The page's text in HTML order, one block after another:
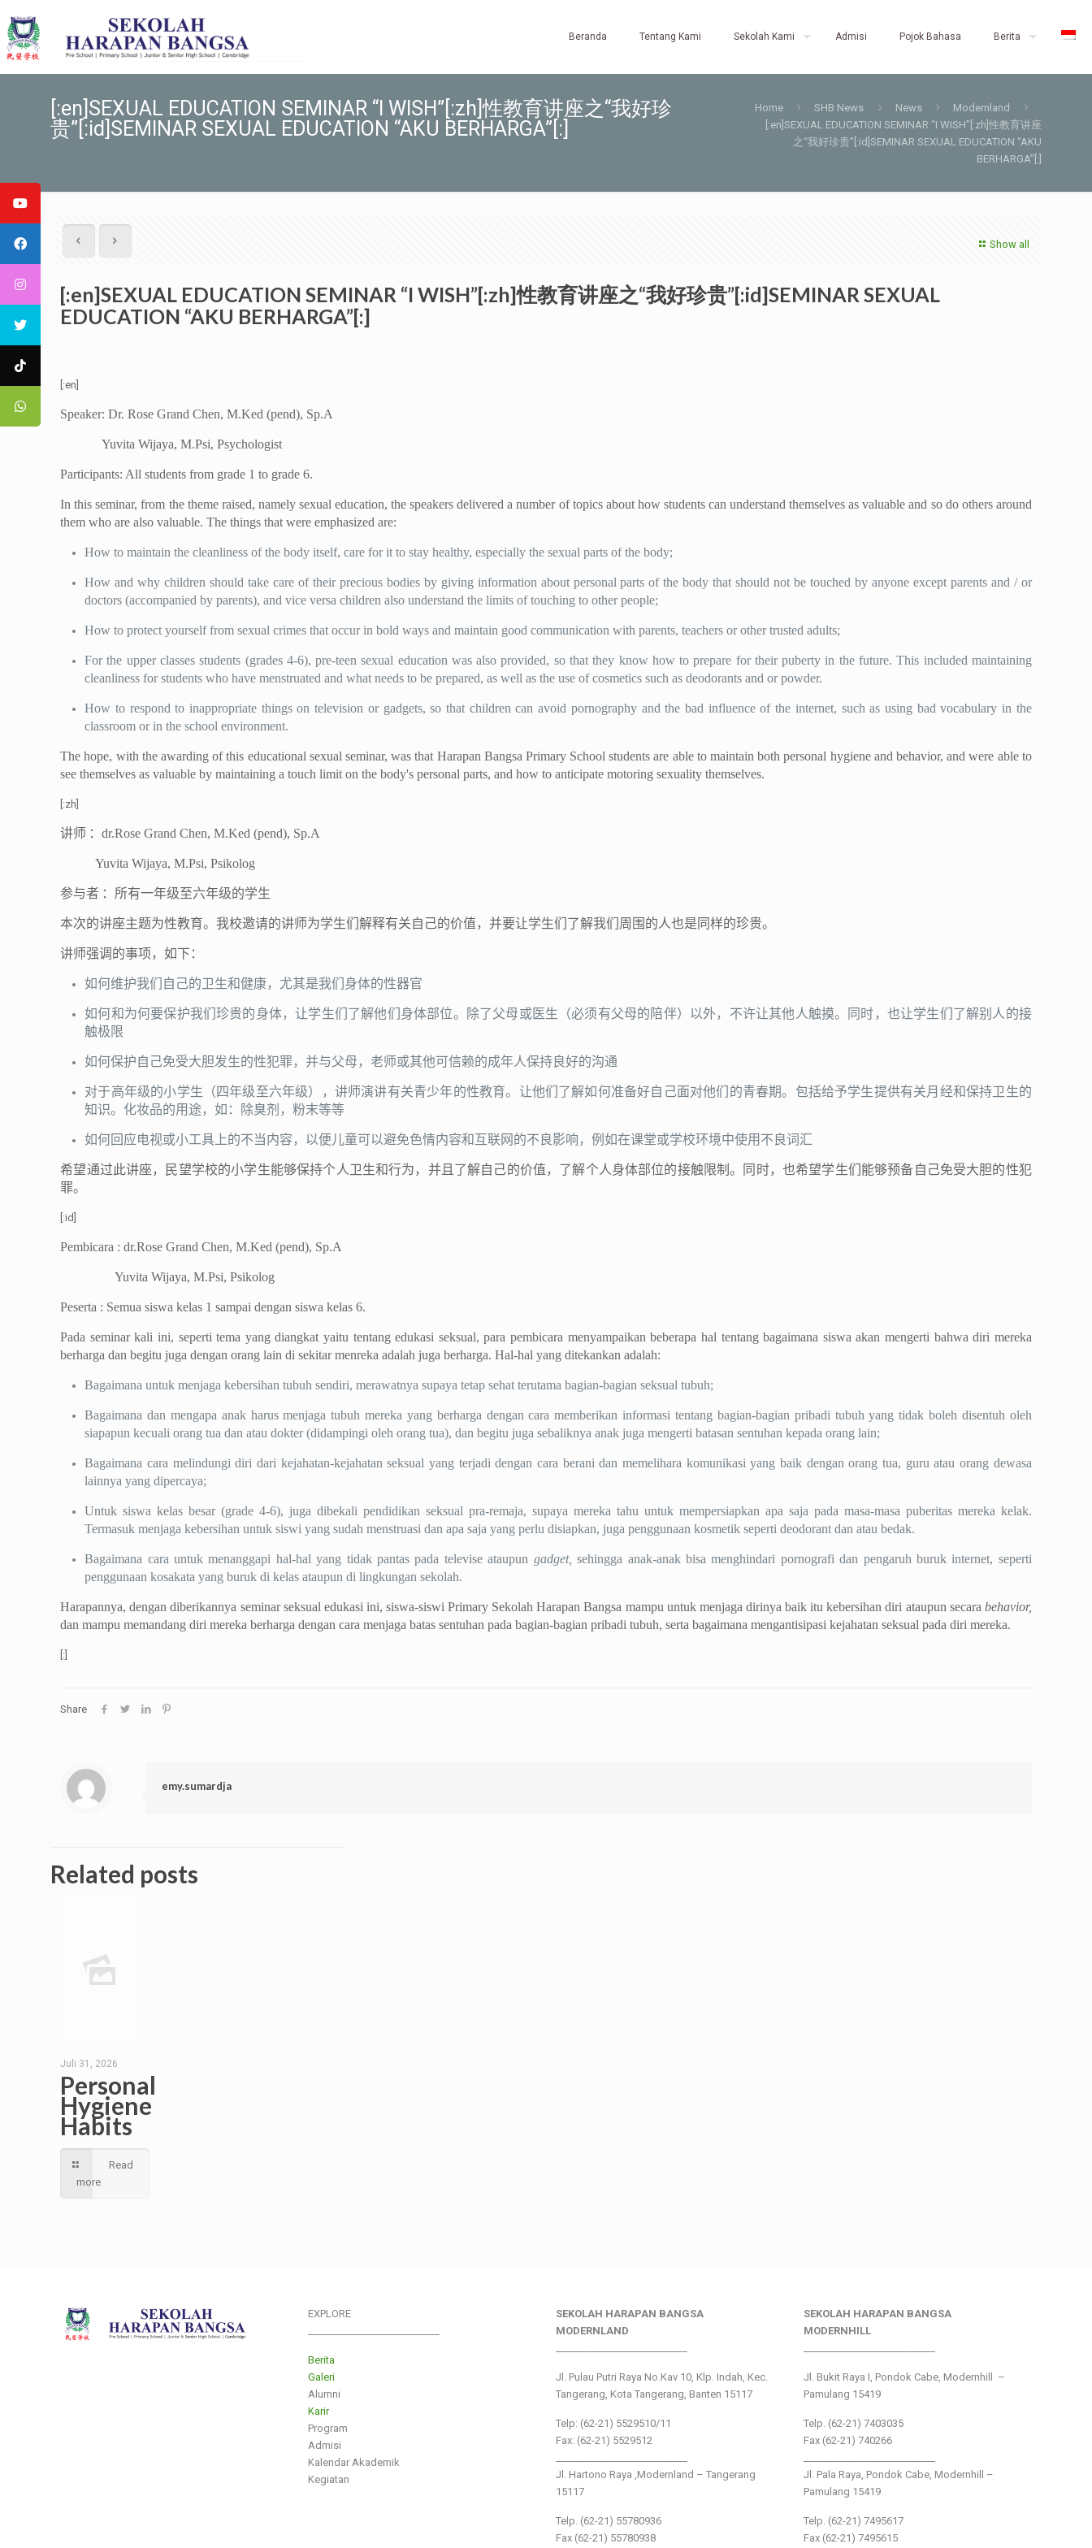
Beranda Tentang Kami Sekolah Kami Admisi Pojok Bahasa Berita
[:en]SEXUAL EDUCATION SEMINAR “I WISH”[:zh]性教育讲座之“我好珍
贵”[:id]SEMINAR SEXUAL EDUCATION “AKU BERHARGA”[:]
Home SHB News News
Modernland
[:en]SEXUAL EDUCATION SEMINAR “I WISH”[:zh]性教育讲座
之“我好珍贵”[:id]SEMINAR SEXUAL EDUCATION “AKU
BERHARGA”[:]
Show all
[:en]SEXUAL EDUCATION SEMINAR “I WISH”[:zh]性教育讲座之“我好珍贵”[:id]SEMINAR SEXUAL
EDUCATION “AKU BERHARGA”[:]
[:en]
Speaker: Dr. Rose Grand Chen, M.Ked (pend), Sp.A
Yuvita Wijaya, M.Psi, Psychologist
Participants: All students from grade 1 to grade 6.
In this seminar, from the theme raised, namely sexual education, the speakers delivered a number of topics about how students can understand themselves as valuable and so do others around
them who are also valuable. The things that were emphasized are:
How to maintain the cleanliness of the body itself, care for it to stay healthy, especially the sexual parts of the body;
How and why children should take care of their precious bodies by giving information about personal parts of the body that should not be touched by anyone except parents and / or
doctors (accompanied by parents), and vice versa children also understand the limits of touching to other people;
How to protect yourself from sexual crimes that occur in bold ways and maintain good communication with parents, teachers or other trusted adults;
For the upper classes students (grades 4-6), pre-teen sexual education was also provided, so that they know how to prepare for their puberty in the future. This included maintaining
cleanliness for students who have menstruated and what needs to be prepared, as well as the use of cosmetics such as deodorants and or powder.
How to respond to inappropriate things on television or gadgets, so that children can avoid pornography and the bad influence of the internet, such as using bad vocabulary in the
classroom or in the school environment.
The hope, with the awarding of this educational sexual seminar, was that Harapan Bangsa Primary School students are able to maintain both personal hygiene and behavior, and were able to
see themselves as valuable by maintaining a touch limit on the body's personal parts, and how to anticipate motoring sexuality themselves.
[:zh]
讲师 ：dr.Rose Grand Chen, M.Ked (pend), Sp.A
Yuvita Wijaya, M.Psi, Psikolog
参与者 ：所有一年级至六年级的学生
本次的讲座主题为性教育。我校邀请的讲师为学生们解释有关自己的价值，并要让学生们了解我们周围的人也是同样的珍贵。
讲师强调的事项，如下：
如何维护我们自己的卫生和健康，尤其是我们身体的性器官
如何和为何要保护我们珍贵的身体，让学生们了解他们身体部位。除了父母或医生（必须有父母的陪伴）以外，不许让其他人触摸。同时，也让学生们了解别人的接
触极限
如何保护自己免受大胆发生的性犯罪，并与父母，老师或其他可信赖的成年人保持良好的沟通
对于高年级的小学生（四年级至六年级），讲师演讲有关青少年的性教育。让他们了解如何准备好自己面对他们的青春期。包括给予学生提供有关月经和保持卫生的
知识。化妆品的用途，如：除臭剂，粉末等等
如何回应电视或小工具上的不当内容，以便儿童可以避免色情内容和互联网的不良影响，例如在课堂或学校环境中使用不良词汇
希望通过此讲座，民望学校的小学生能够保持个人卫生和行为，并且了解自己的价值，了解个人身体部位的接触限制。同时，也希望学生们能够预备自己免受大胆的性犯
罪。
[:id]
Pembicara : dr.Rose Grand Chen, M.Ked (pend), Sp.A
Yuvita Wijaya, M.Psi, Psikolog
Peserta : Semua siswa kelas 1 sampai dengan siswa kelas 6.
Pada seminar kali ini, seperti tema yang diangkat yaitu tentang edukasi seksual, para pembicara menyampaikan beberapa hal tentang bagaimana siswa akan mengerti bahwa diri mereka
berharga dan begitu juga dengan orang lain di sekitar menreka adalah juga berharga. Hal-hal yang ditekankan adalah:
Bagaimana untuk menjaga kebersihan tubuh sendiri, merawatnya supaya tetap sehat terutama bagian-bagian seksual tubuh;
Bagaimana dan mengapa anak harus menjaga tubuh mereka yang berharga dengan cara memberikan informasi tentang bagian-bagian pribadi tubuh yang tidak boleh disentuh oleh
siapapun kecuali orang tua dan atau dokter (didampingi oleh orang tua), dan begitu juga sebaliknya anak juga mengerti batasan sentuhan kepada orang lain;
Bagaimana cara melindungi diri dari kejahatan-kejahatan seksual yang terjadi dengan cara berani dan memelihara komunikasi yang baik dengan orang tua, guru atau orang dewasa
lainnya yang dipercaya;
Untuk siswa kelas besar (grade 4-6), juga dibekali pendidikan seksual pra-remaja, supaya mereka tahu untuk mempersiapkan apa saja pada masa-masa puberitas mereka kelak.
Termasuk menjaga kebersihan untuk siswi yang sudah menstruasi dan apa saja yang perlu disiapkan, juga penggunaan kosmetik seperti deodorant dan atau bedak.
Bagaimana cara untuk menanggapi hal-hal yang tidak pantas pada televise ataupun gadget,sehingga anak-anak bisa menghindari pornografi dan pengaruh buruk internet, seperti
penggunaan kosakata yang buruk di kelas ataupun di lingkungan sekolah.
Harapannya, dengan diberikannya seminar seksual edukasi ini, siswa-siswi Primary Sekolah Harapan Bangsa mampu untuk menjaga dirinya baik itu kebersihan diri ataupun secara behavior,
dan mampu memandang diri mereka berharga dengan cara menjaga batas sentuhan pada bagian-bagian pribadi tubuh, serta bagaimana mengantisipasi kejahatan seksual pada diri mereka.
[:]
Share
emy.sumardja
Related posts
Juli 31, 2026
Personal
Hygiene
Habits
Read
more
EXPLORE
Berita
Galeri
Alumni
Karir
Program
Admisi
Kalendar Akademik
Kegiatan
SEKOLAH HARAPAN BANGSA
MODERNLAND
Jl. Pulau Putri Raya No.Kav 10, Klp. Indah, Kec.
Tangerang, Kota Tangerang, Banten 15117
Telp: (62-21) 5529510/11
Fax: (62-21) 5529512
Jl. Hartono Raya ,Modernland – Tangerang
15117
Telp. (62-21) 55780936
Fax (62-21) 55780938
SEKOLAH HARAPAN BANGSA
MODERNHILL
Jl. Bukit Raya I, Pondok Cabe, Modernhill –
Pamulang 15419
Telp. (62-21) 7403035
Fax (62-21) 740266
Jl. Pala Raya, Pondok Cabe, Modernhill –
Pamulang 15419
Telp. (62-21) 7495617
Fax (62-21) 7495615